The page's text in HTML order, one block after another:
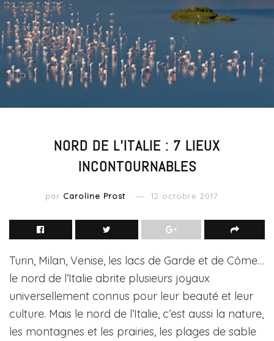
NORD DE L’ITALIE : 7 LIEUX
INCONTOURNABLES
par Caroline Prost 12 octobre 2017
Turin, Milan, Venise, les lacs de Garde et de Côme…
le nord de l’Italie abrite plusieurs joyaux
universellement connus pour leur beauté et leur
culture. Mais le nord de l’Italie, c’est aussi la nature,
les montagnes et les prairies, les plages de sable